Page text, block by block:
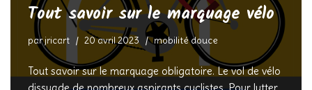
Tout savoir sur le marquage vélo
parjricart 20 avril 2023 mobilité douce
Tout savoir sur le marquage obligatoire. Le vol de vélo